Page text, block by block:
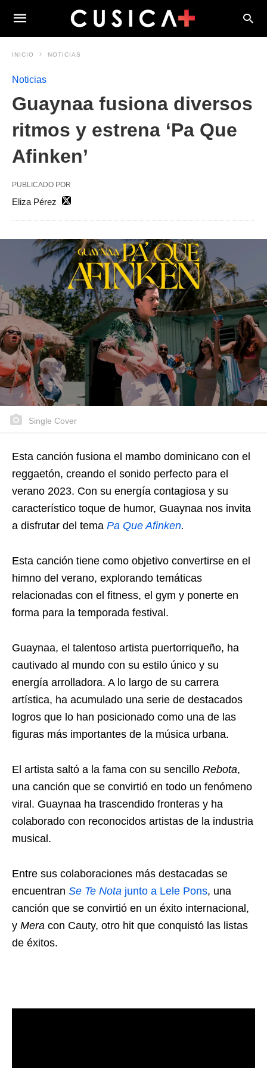
INICIO NOTICIAS
Noticias
Guaynaa fusiona diversos
ritmos y estrena ‘Pa Que
Afinken’
PUBLICADO POR
Eliza Pérez
Single Cover
Esta canción fusiona el mambo dominicano con el
reggaetón, creando el sonido perfecto para el
verano 2023. Con su energía contagiosa y su
característico toque de humor, Guaynaa nos invita
a disfrutar del tema Pa Que Afinken.
Esta canción tiene como objetivo convertirse en el
himno del verano, explorando temáticas
relacionadas con el fitness, el gym y ponerte en
forma para la temporada festival.
Guaynaa, el talentoso artista puertorriqueño, ha
cautivado al mundo con su estilo único y su
energía arrolladora. A lo largo de su carrera
artística, ha acumulado una serie de destacados
logros que lo han posicionado como una de las
figuras más importantes de la música urbana.
El artista saltó a la fama con su sencillo Rebota,
una canción que se convirtió en todo un fenómeno
viral. Guaynaa ha trascendido fronteras y ha
colaborado con reconocidos artistas de la industria
musical.
Entre sus colaboraciones más destacadas se
encuentran Se Te Nota junto a Lele Pons, una
canción que se convirtió en un éxito internacional,
y Mera con Cauty, otro hit que conquistó las listas
de éxitos.